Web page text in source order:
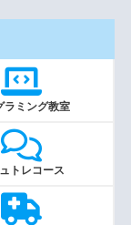
ラミング教室
トレコース